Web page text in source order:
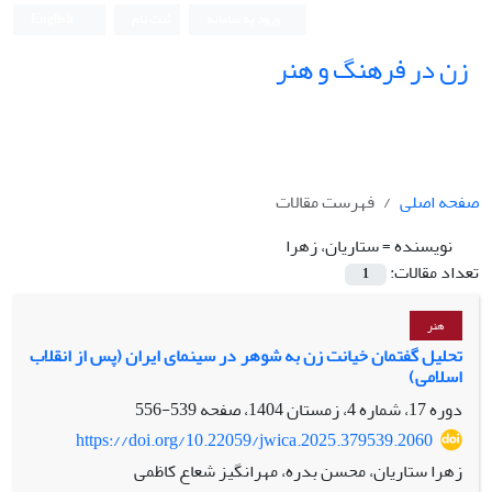
زن در فرهنگ و هنر
صفحه اصلی
فهرست مقالات
نویسنده =ستاریان، زهرا
تعداد مقالات:
1
هنر
تحلیل گفتمان خیانت زن به شوهر در سینمای ایران (پس از انقلاب
اسلامی)
دوره 17، شماره 4، زمستان 1404، صفحه
539-556
https://doi.org/10.22059/jwica.2025.379539.2060
زهرا ستاریان، محسن بدره، مهرانگیز شعاع کاظمی